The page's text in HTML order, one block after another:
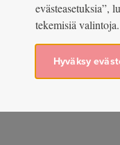
evästeasetuksia”,
tekemisiä valintoja.
Hyväksy